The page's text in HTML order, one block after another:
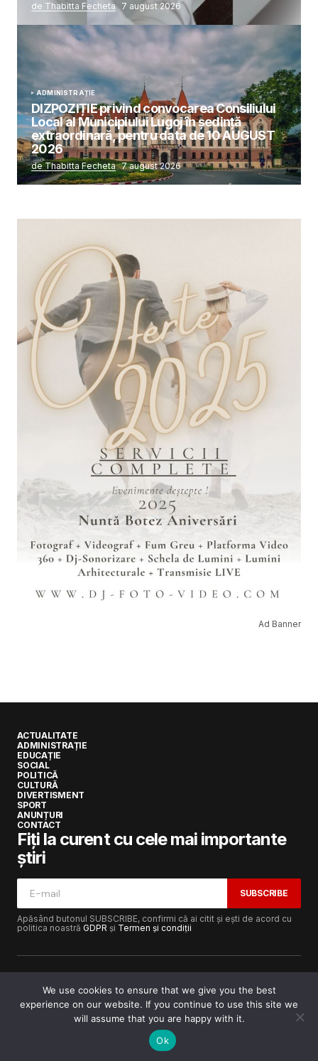
de Thabitta Fecheta 7 august 2026
ADMINISTRAȚIE
DIZPOZIȚIE privind convocarea Consiliului
Local al Municipiului Lugoj în şedinţă
extraordinară, pentru data de 10 AUGUST
2026
de Thabitta Fecheta 7 august 2026
Ad Banner
ACTUALITATE
ADMINISTRAȚIE
EDUCAȚIE
SOCIAL
POLITICĂ
CULTURĂ
DIVERTISMENT
SPORT
ANUNȚURI
CONTACT
Fiți la curent cu cele mai importante
știri
SUBSCRIBE
Apăsând butonul SUBSCRIBE, confirmi că ai citit și ești de acord cu
politica noastră GDPR și Termen și condiții
Copyright © 2017-2025Lugojeanul.ro· Toate drepturile
rezervate · Dezvoltat dePower Media FX
We use cookies to ensure that we give you the best
experience on our website. If you continue to use this site we
will assume that you are happy with it.
Ok